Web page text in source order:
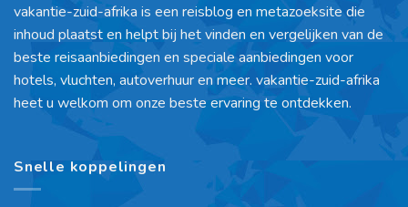
vakantie-zuid-afrika is een reisblog en metazoeksite die
inhoud plaatst en helpt bij het vinden en vergelijken van de
beste reisaanbiedingen en speciale aanbiedingen voor
hotels, vluchten, autoverhuur en meer. vakantie-zuid-afrika
heet u welkom om onze beste ervaring te ontdekken.
Snelle koppelingen